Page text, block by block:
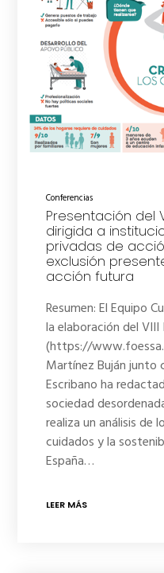
Conferencias
Presentación del
dirigida a
privadas de
exclusión
acción futura
Resumen: El Equipo
la elaboración del VIII
(https://
Martínez Buján junto
Escribano ha
sociedad
realiza un análisis de
cuidados y la
España…
LEER MÁS